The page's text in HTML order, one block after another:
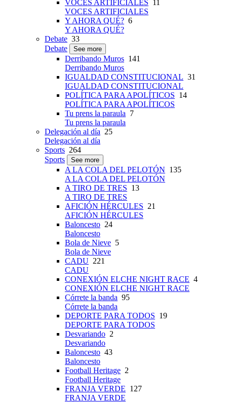
VOCES ARTIFICIALES 11
VOCES ARTIFICIALES
Y AHORA QUÉ? 6
Y AHORA QUÉ?
Debate 33
Debate
See more
Derribando Muros 141
Derribando Muros
IGUALDAD CONSTITUCIONAL 31
IGUALDAD CONSTITUCIONAL
POLÍTICA PARA APOLÍTICOS 14
POLÍTICA PARA APOLÍTICOS
Tu prens la paraula 7
Tu prens la paraula
Delegación al día 25
Delegación al día
Sports 264
Sports
See more
A LA COLA DEL PELOTÓN 135
A LA COLA DEL PELOTÓN
A TIRO DE TRES 13
A TIRO DE TRES
AFICIÓN HÉRCULES 21
AFICIÓN HÉRCULES
Baloncesto 24
Baloncesto
Bola de Nieve 5
Bola de Nieve
CADU 221
CADU
CONEXIÓN ELCHE NIGHT RACE 4
CONEXIÓN ELCHE NIGHT RACE
Córrete la banda 95
Córrete la banda
DEPORTE PARA TODOS 19
DEPORTE PARA TODOS
Desvariando 2
Desvariando
Baloncesto 43
Baloncesto
Football Heritage 2
Football Heritage
FRANJA VERDE 127
FRANJA VERDE